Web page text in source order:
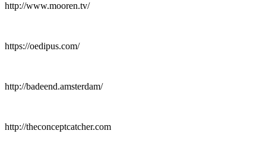
http://www.mooren.tv/
https://oedipus.com/
http://badeend.amsterdam/
http://theconceptcatcher.com